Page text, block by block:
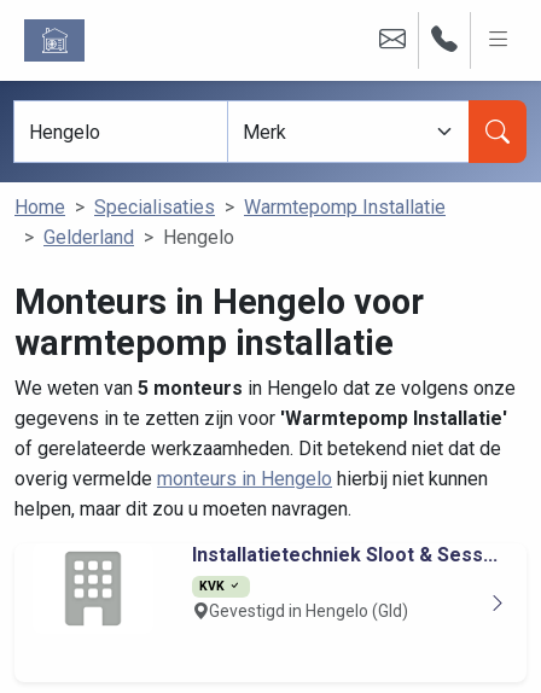
Home Specialisaties
Warmtepomp Installatie
Gelderland
Hengelo
Monteurs in Hengelo voor
warmtepomp installatie
We weten van 5 monteurs in Hengelo dat ze volgens onze
gegevens in te zetten zijn voor 'Warmtepomp Installatie'
of gerelateerde werkzaamheden. Dit betekend niet dat de
overig vermelde monteurs in Hengelo hierbij niet kunnen
helpen, maar dit zou u moeten navragen.
Installatietechniek Sloot & Sess...
KVK
Gevestigd in Hengelo (Gld)